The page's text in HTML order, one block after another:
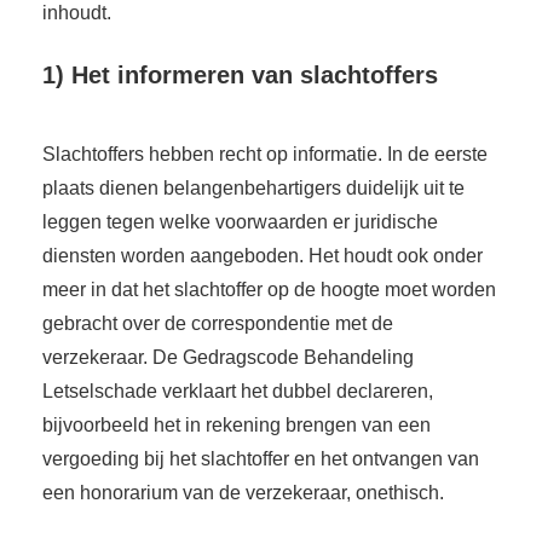
inhoudt.
1) Het informeren van slachtoffers
Slachtoffers hebben recht op informatie. In de eerste
plaats dienen belangenbehartigers duidelijk uit te
leggen tegen welke voorwaarden er juridische
diensten worden aangeboden. Het houdt ook onder
meer in dat het slachtoffer op de hoogte moet worden
gebracht over de correspondentie met de
verzekeraar. De Gedragscode Behandeling
Letselschade verklaart het dubbel declareren,
bijvoorbeeld het in rekening brengen van een
vergoeding bij het slachtoffer en het ontvangen van
een honorarium van de verzekeraar, onethisch.